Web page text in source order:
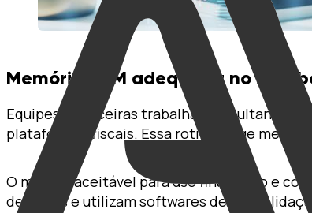
Memória RAM adequada no
Equipes financeiras trabalham
plataformas fiscais. Essa rotina exige
O mínimo aceitável para uso financeiro e
de dados e utilizam softwares de